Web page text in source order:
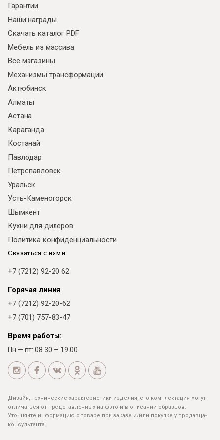
Гарантии
Наши награды
Скачать каталог PDF
Мебель из массива
Все магазины
Механизмы трансформации
Актюбинск
Алматы
Астана
Караганда
Костанай
Павлодар
Петропавловск
Уральск
Усть-Каменогорск
Шымкент
Кухни для дилеров
Политика конфиденциальности
Связаться с нами
+7 (7212) 92-20 62
Горячая линия
+7 (7212) 92-20-62
+7 (701) 757-83-47
Время работы:
Пн — пт: 08.30 — 19.00
Дизайн, технические характеристики изделия, его комплектация могут
отличаться от представленных на фото и в описании образцов.
Уточняйте информацию о товаре при заказе и/или покупке у продавца-
консультанта.